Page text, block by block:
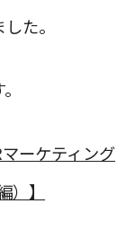
た。
ーケティング
】